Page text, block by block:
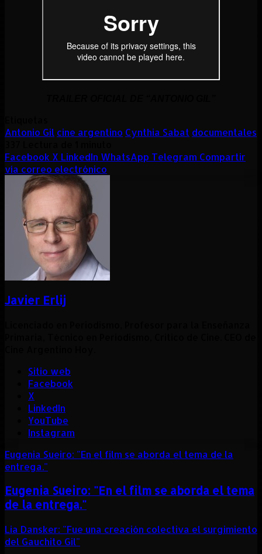
Antonio Gil cine argentino Cynthia Sabat documentales
Facebook X LinkedIn WhatsApp Telegram Compartir
vía correo electrónico
Javier Erlij
Sitio web
Facebook
X
LinkedIn
YouTube
Instagram
Eugenia Sueiro: "En el film se aborda el tema de la
entrega."
Eugenia Sueiro: "En el film se aborda el tema
de la entrega."
Lia Dansker: "Fue una creación colectiva el surgimiento
del Gauchito Gil"